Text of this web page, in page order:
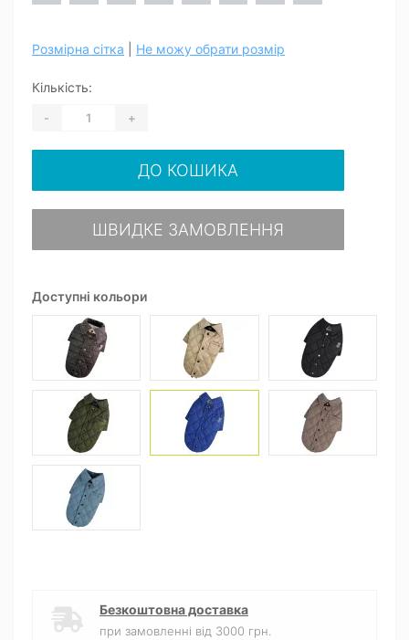
Доступні кольори
Розмірна сітка Не можу обрати розмір
Кількість:
- +
ДО КОШИКА
ШВИДКЕ ЗАМОВЛЕННЯ
Безкоштовна доставка
при замовленні від 3000 грн.